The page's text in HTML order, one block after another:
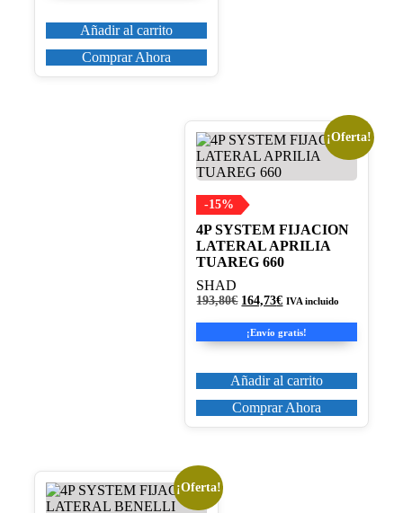
Añadir al carrito
Comprar Ahora
¡Oferta!
-15%
4P SYSTEM FIJACION
LATERAL APRILIA
TUAREG 660
SHAD
193,80€ El
original
era:
164,73€El
actual
es:
IVA incluido
¡Envío gratis!
Añadir al carrito
Comprar Ahora
¡Oferta!